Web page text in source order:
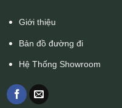
Giới thiệu
Bản đồ đường đi
Hệ Thống Showroom